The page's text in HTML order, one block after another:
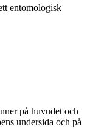
entomologisk
på huvudet och
undersida och på